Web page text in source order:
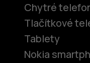
Chytré
Tlačítkové
Tablety
Nokia